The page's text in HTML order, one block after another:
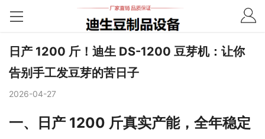
日产 1200 斤！迪生 DS-1200 豆芽机：让你
告别手工发豆芽的苦日子
2026-04-27
一、日产 1200 斤真实产能，全年稳定